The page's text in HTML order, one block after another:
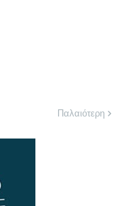
Παλαιότερη